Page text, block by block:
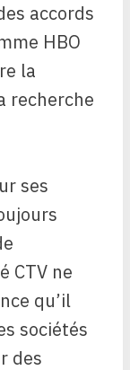
accords
HBO
la
recherche
ses
CTV ne
qu’il
sociétés
des